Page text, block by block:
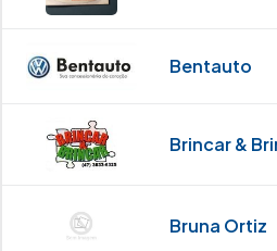
Bentauto
Brincar &
Bruna Ortiz